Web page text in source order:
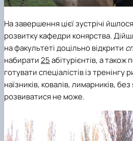
На завершення цієї зустрічі
розвитку кафедри конярства.
на факультеті доцільно відкрити
набирати25абітурієнтів, а
готувати спеціалістів із
наїзників, ковалів, лимарників,
розвиватися не може.